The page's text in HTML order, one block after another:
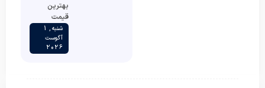
بهترین
قیمت
شنبه , 1
آگوست
2026